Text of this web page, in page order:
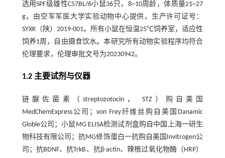
选用SPF级雄性C57BL/6小鼠36只，8~10周龄，体质量21~27
g，由空军军医大学实验动物中心提供，生产许可证号：
SYXK（陕）2019-001。所有小鼠在恒温25℃饲养室，适应性
饲养1周，自由摄食饮水。本研究所有动物实验程序均符合
伦理要求，伦理审批文号为20230942。
1.2 主要试剂与仪器
链脲佐菌素（streptozotocin， STZ）购自美国
MedChemExpress公司；von Frey纤维丝购自美国Danamic
Globle公司；小鼠MG ELISA检测试剂盒购自中国上海一研生
物科技有限公司；抗MG修饰蛋白一抗购自美国Invitrogen公
司；抗BDNF、抗TrkB、抗β-actin、辣根过氧化物酶（HRP）